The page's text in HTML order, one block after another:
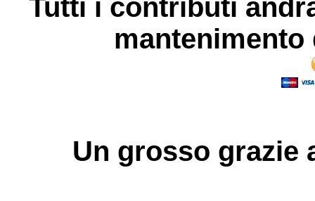
Tutti i contributi
Un grosso grazie